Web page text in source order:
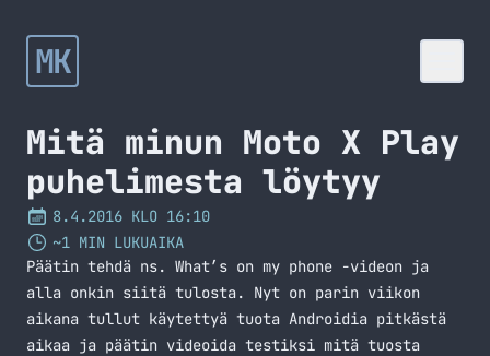
MK
Mitä minun Moto X Play
puhelimesta löytyy
8.4.2016 KLO 16:10
~1 MIN LUKUAIKA
Päätin tehdä ns. What’s on my phone -videon ja
alla onkin siitä tulosta. Nyt on parin viikon
aikana tullut käytettyä tuota Androidia pitkästä
aikaa ja päätin videoida testiksi mitä tuosta